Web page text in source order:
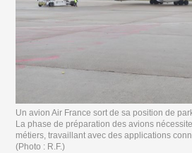
Un avion Air France sort de sa position de
La phase de préparation des avions
métiers, travaillant avec des applications
(Photo : R.F.)